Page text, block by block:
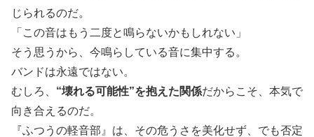
じられるのだ。
「この音はもう二度と鳴らないかもしれない」
そう思うから、今鳴らしている音に集中する。
バンドは永遠ではない。
むしろ、 “壊れる可能性”を抱えた関係だからこそ、本気で
向き合えるのだ。
『ふつうの軽音部』は、その危うさを美化せず、でも否定